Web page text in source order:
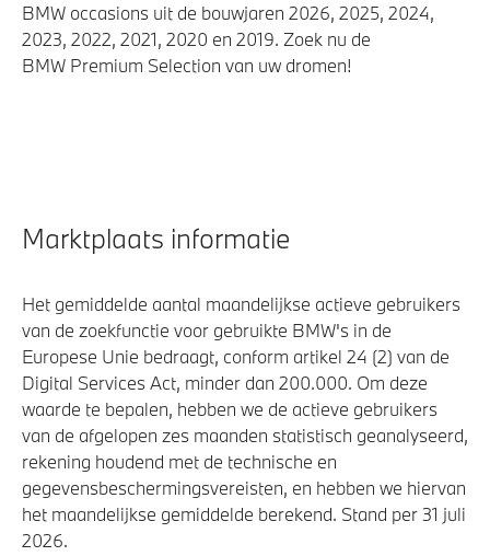
BMW occasions uit de bouwjaren 2026, 2025, 2024,
2023, 2022, 2021, 2020 en 2019. Zoek nu de
BMW Premium Selection van uw dromen!
Marktplaats informatie
Het gemiddelde aantal maandelijkse actieve gebruikers
van de zoekfunctie voor gebruikte BMW's in de
Europese Unie bedraagt, conform artikel 24 (2) van de
Digital Services Act, minder dan 200.000. Om deze
waarde te bepalen, hebben we de actieve gebruikers
van de afgelopen zes maanden statistisch geanalyseerd,
rekening houdend met de technische en
gegevensbeschermingsvereisten, en hebben we hiervan
het maandelijkse gemiddelde berekend. Stand per 31 juli
2026.